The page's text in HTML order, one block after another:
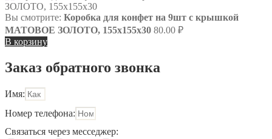
Вы смотрите: Коробка для конфет на 9шт с крышкой
МАТОВОЕ ЗОЛОТО, 155х155х30 80.00 ₽
В корзину
Заказ обратного звонка
Имя:
Номер телефона:
Связаться через месседжер: